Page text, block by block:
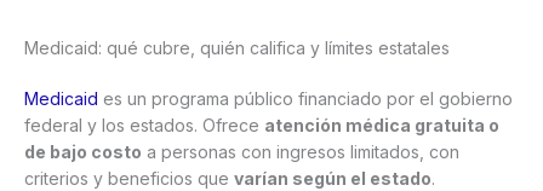
Medicaid: qué cubre, quién califica y límites estatales
Medicaid es un programa público financiado por el gobierno
federal y los estados. Ofrece atención médica gratuita o
de bajo costo a personas con ingresos limitados, con
criterios y beneficios que varían según el estado.